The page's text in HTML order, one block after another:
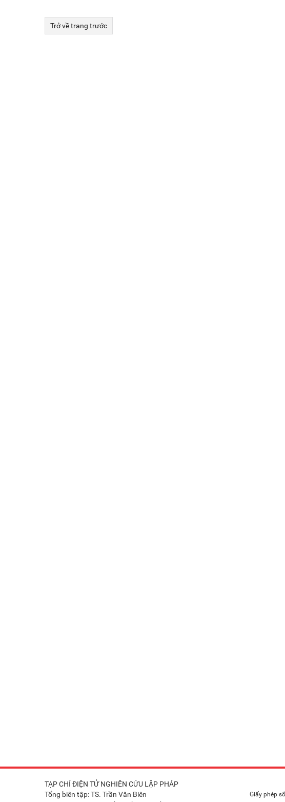
Trở về trang trước
TẠP CHÍ ĐIỆN TỬ NGHIÊN CỨU LẬP PHÁP
Tổng biên tập: TS. Trần Văn Biên
Giấy phép